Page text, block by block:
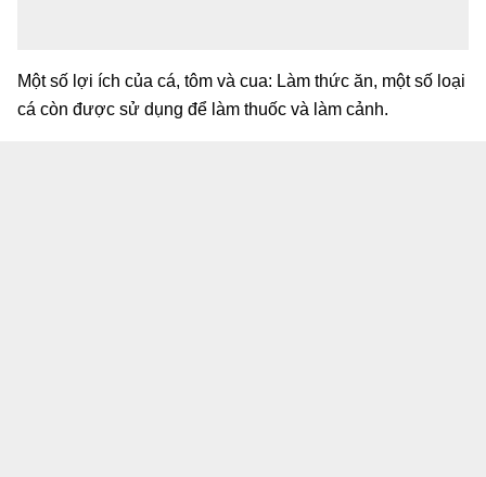
Một số lợi ích của cá, tôm và cua: Làm thức ăn, một số loại
cá còn được sử dụng để làm thuốc và làm cảnh.